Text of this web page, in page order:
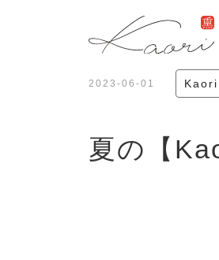
Kaoriのギフト
2023-06-01 Kaori
夏の【